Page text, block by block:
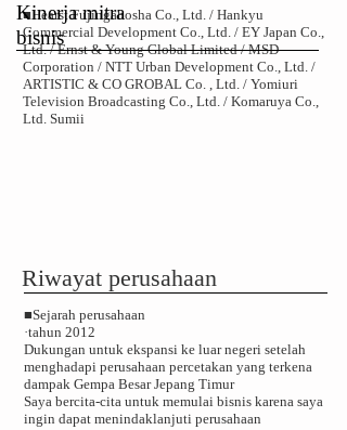
■Hearst Fujingahosha Co., Ltd. / Hankyu
Commercial Development Co., Ltd. / EY Japan Co.,
Ltd. / Ernst & Young Global Limited / MSD
Corporation / NTT Urban Development Co., Ltd. /
ARTISTIC & CO GROBAL Co. , Ltd. / Yomiuri
Television Broadcasting Co., Ltd. / Komaruya Co.,
Ltd. Sumii
​Kinerja mitra
bisnis
​Riwayat perusahaan
■Sejarah perusahaan
·tahun 2012
Dukungan untuk ekspansi ke luar negeri setelah
menghadapi perusahaan percetakan yang terkena
dampak Gempa Besar Jepang Timur
Saya bercita-cita untuk memulai bisnis karena saya
ingin dapat menindaklanjuti perusahaan